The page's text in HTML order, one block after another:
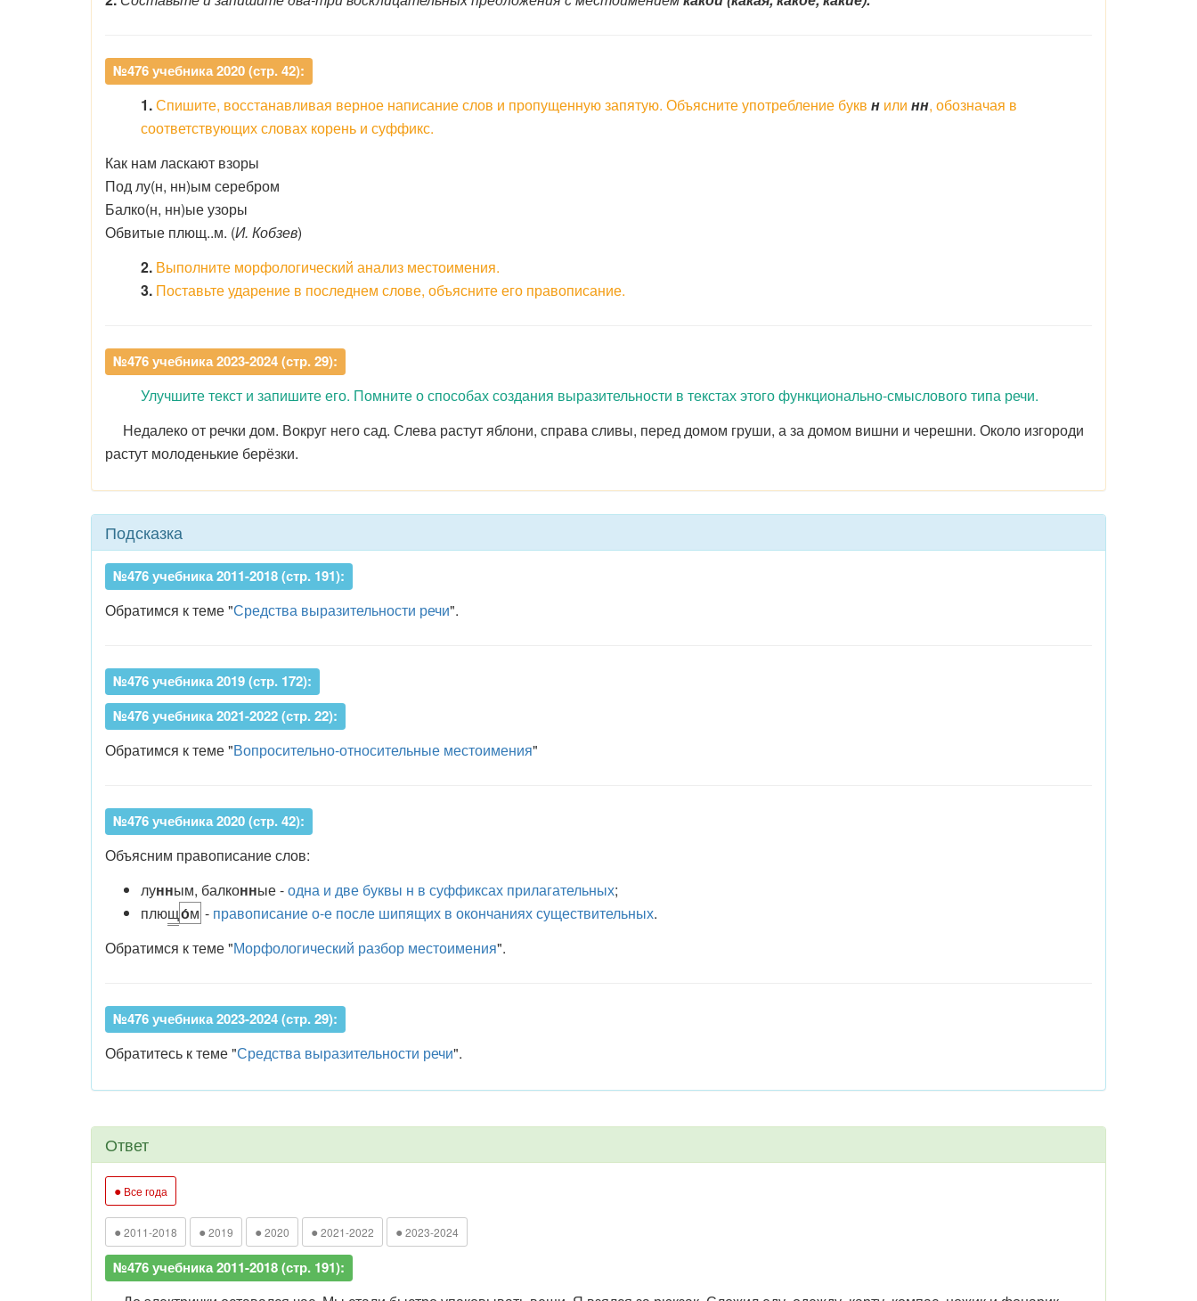
№476 учебника 2020 (стр. 42):
1.Спишите, восстанавливая верное написание слов и пропущенную запятую. Объясните употребление букв н или нн, обозначая в
соответствующих словах корень и суффикс.
Как нам ласкают взоры
Под лу(н, нн)ым серебром
Балко(н, нн)ые узоры
Обвитые плющ..м. (И. Кобзев)
2. Выполните морфологический анализ местоимения.
3. Поставьте ударение в последнем слове, объясните его правописание.
№476 учебника 2023-2024 (стр. 29):
Улучшите текст и запишите его. Помните о способах создания выразительности в текстах этого функционально-смыслового типа речи.
Недалеко от речки дом. Вокруг него сад. Слева растут яблони, справа сливы, перед домом груши, а за домом вишни и черешни. Около изгороди
растут молоденькие берёзки.
Подсказка
№476 учебника 2011-2018 (стр. 191):
Обратимся к теме "Средства выразительности речи".
№476 учебника 2019 (стр. 172):
№476 учебника 2021-2022 (стр. 22):
Обратимся к теме "Вопросительно-относительные местоимения"
№476 учебника 2020 (стр. 42):
Объясним правописание слов:
лунным, балконные -одна и две буквы н в суффиксах прилагательных;
плющо́м - правописание о-е после шипящих в окончаниях существительных.
Обратимся к теме "Морфологический разбор местоимения".
№476 учебника 2023-2024 (стр. 29):
Обратитесь к теме "Средства выразительности речи".
Ответ
● Все года
● 2011-2018 ● 2019 ● 2020 ● 2021-2022 ● 2023-2024
№476 учебника 2011-2018 (стр. 191):